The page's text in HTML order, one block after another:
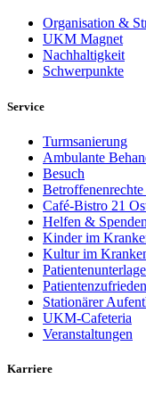
Organisation &
UKM Magnet
Nachhaltigkeit
Schwerpunkte
Service
Turmsanierung
Ambulante
Besuch
Café-Bistro 21
Helfen & Spenden
Kinder im
Kultur im
Stationärer
UKM-Cafeteria
Veranstaltungen
Karriere